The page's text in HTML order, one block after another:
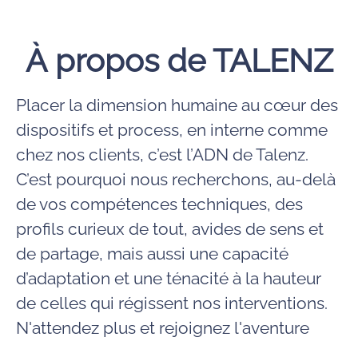
À propos de TALENZ
Placer la dimension humaine au cœur des
dispositifs et process, en interne comme
chez nos clients, c’est l’ADN de Talenz.
C’est pourquoi nous recherchons, au-delà
de vos compétences techniques, des
profils curieux de tout, avides de sens et
de partage, mais aussi une capacité
d’adaptation et une ténacité à la hauteur
de celles qui régissent nos interventions.
N'attendez plus et rejoignez l'aventure